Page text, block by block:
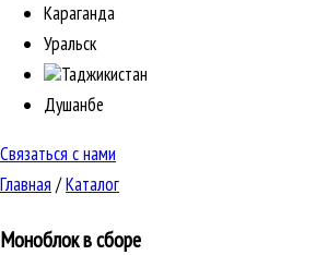
Караганда
Уральск
Таджикистан
Душанбе
Связаться с нами
Главная /Каталог
Моноблок в сборе